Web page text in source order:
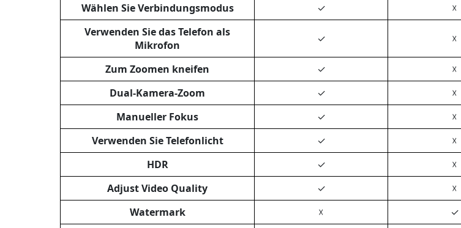
Wählen Sie Verbindungsmodus
✓
☓
Verwenden Sie das Telefon als
Mikrofon
✓ ☓
Zum Zoomen kneifen ✓
☓
Dual-Kamera-Zoom
✓
☓
Manueller Fokus
✓
☓
Verwenden Sie Telefonlicht
✓
☓
HDR
✓
☓
Adjust Video Quality
✓
☓
Watermark
☓
✓